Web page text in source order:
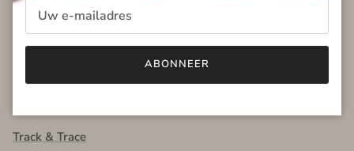
Terms & Conditions
Privacy Policy
Track & Trace
ABONNEER